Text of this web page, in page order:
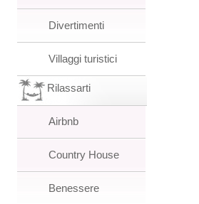
Divertimenti
Villaggi turistici
Rilassarti
Airbnb
Country House
Benessere